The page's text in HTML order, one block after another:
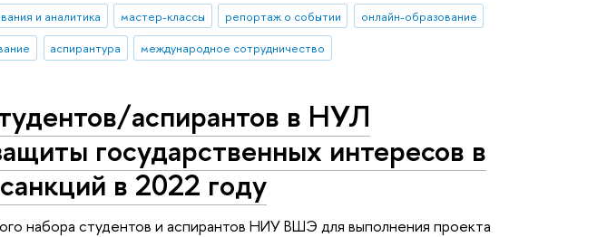
и аналитика мастер-классы репортаж о событии
онлайн-образование
аспирантура международное сотрудничество
аспирантов в НУЛ
государственных интересов в
в 2022 году
набора студентов и аспирантов НИУ ВШЭ для выполнения проекта